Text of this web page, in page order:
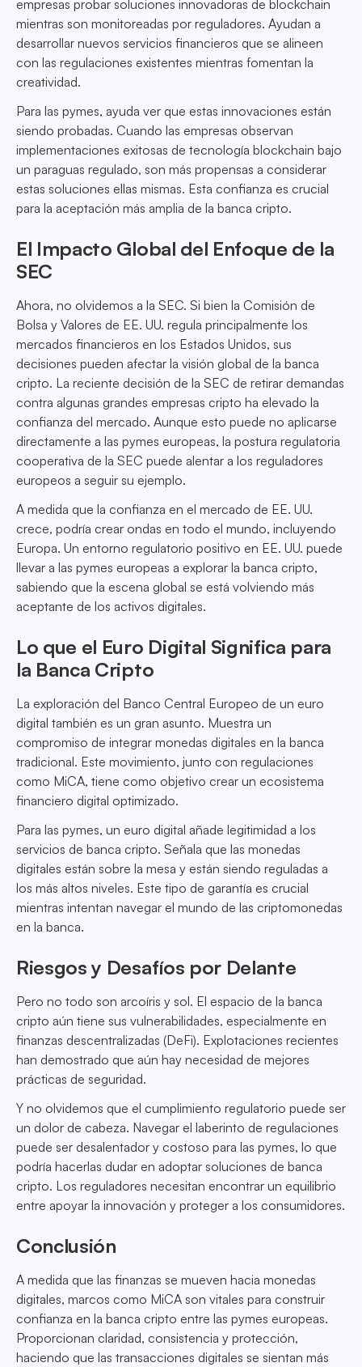
empresas probar soluciones innovadoras de blockchain
mientras son monitoreadas por reguladores. Ayudan a
desarrollar nuevos servicios financieros que se alineen
con las regulaciones existentes mientras fomentan la
creatividad.
Para las pymes, ayuda ver que estas innovaciones están
siendo probadas. Cuando las empresas observan
implementaciones exitosas de tecnología blockchain bajo
un paraguas regulado, son más propensas a considerar
estas soluciones ellas mismas. Esta confianza es crucial
para la aceptación más amplia de la banca cripto.
El Impacto Global del Enfoque de la
SEC
Ahora, no olvidemos a la SEC. Si bien la Comisión de
Bolsa y Valores de EE. UU. regula principalmente los
mercados financieros en los Estados Unidos, sus
decisiones pueden afectar la visión global de la banca
cripto. La reciente decisión de la SEC de retirar demandas
contra algunas grandes empresas cripto ha elevado la
confianza del mercado. Aunque esto puede no aplicarse
directamente a las pymes europeas, la postura regulatoria
cooperativa de la SEC puede alentar a los reguladores
europeos a seguir su ejemplo.
A medida que la confianza en el mercado de EE. UU.
crece, podría crear ondas en todo el mundo, incluyendo
Europa. Un entorno regulatorio positivo en EE. UU. puede
llevar a las pymes europeas a explorar la banca cripto,
sabiendo que la escena global se está volviendo más
aceptante de los activos digitales.
Lo que el Euro Digital Significa para
la Banca Cripto
La exploración del Banco Central Europeo de un euro
digital también es un gran asunto. Muestra un
compromiso de integrar monedas digitales en la banca
tradicional. Este movimiento, junto con regulaciones
como MiCA, tiene como objetivo crear un ecosistema
financiero digital optimizado.
Para las pymes, un euro digital añade legitimidad a los
servicios de banca cripto. Señala que las monedas
digitales están sobre la mesa y están siendo reguladas a
los más altos niveles. Este tipo de garantía es crucial
mientras intentan navegar el mundo de las criptomonedas
en la banca.
Riesgos y Desafíos por Delante
Pero no todo son arcoíris y sol. El espacio de la banca
cripto aún tiene sus vulnerabilidades, especialmente en
finanzas descentralizadas (DeFi). Explotaciones recientes
han demostrado que aún hay necesidad de mejores
prácticas de seguridad.
Y no olvidemos que el cumplimiento regulatorio puede ser
un dolor de cabeza. Navegar el laberinto de regulaciones
puede ser desalentador y costoso para las pymes, lo que
podría hacerlas dudar en adoptar soluciones de banca
cripto. Los reguladores necesitan encontrar un equilibrio
entre apoyar la innovación y proteger a los consumidores.
Conclusión
A medida que las finanzas se mueven hacia monedas
digitales, marcos como MiCA son vitales para construir
confianza en la banca cripto entre las pymes europeas.
Proporcionan claridad, consistencia y protección,
haciendo que las transacciones digitales se sientan más